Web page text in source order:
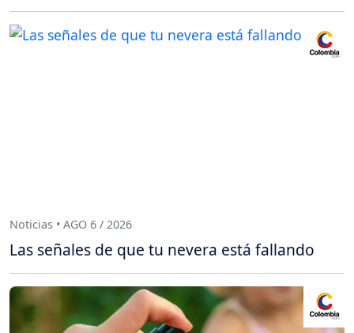
Noticias • AGO 6 / 2026
Las señales de que tu nevera está fallando